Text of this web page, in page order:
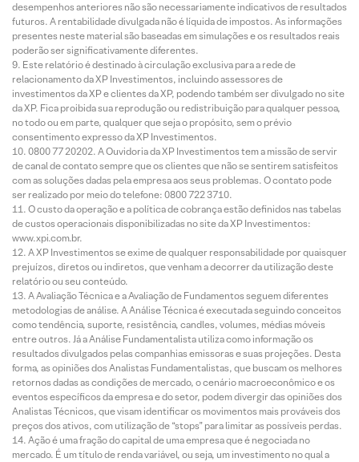
desempenhos anteriores não são necessariamente indicativos de resultados
futuros. A rentabilidade divulgada não é líquida de impostos. As informações
presentes neste material são baseadas em simulações e os resultados reais
poderão ser significativamente diferentes.
Este relatório é destinado à circulação exclusiva para a rede de
relacionamento da XP Investimentos, incluindo assessores de
investimentos da XP e clientes da XP, podendo também ser divulgado no site
da XP. Fica proibida sua reprodução ou redistribuição para qualquer pessoa,
no todo ou em parte, qualquer que seja o propósito, sem o prévio
consentimento expresso da XP Investimentos.
0800 77 20202. A Ouvidoria da XP Investimentos tem a missão de servir
de canal de contato sempre que os clientes que não se sentirem satisfeitos
com as soluções dadas pela empresa aos seus problemas. O contato pode
ser realizado por meio do telefone: 0800 722 3710.
O custo da operação e a política de cobrança estão definidos nas tabelas
de custos operacionais disponibilizadas no site da XP Investimentos:
www.xpi.com.br.
A XP Investimentos se exime de qualquer responsabilidade por quaisquer
prejuízos, diretos ou indiretos, que venham a decorrer da utilização deste
relatório ou seu conteúdo.
A Avaliação Técnica e a Avaliação de Fundamentos seguem diferentes
metodologias de análise. A Análise Técnica é executada seguindo conceitos
como tendência, suporte, resistência, candles, volumes, médias móveis
entre outros. Já a Análise Fundamentalista utiliza como informação os
resultados divulgados pelas companhias emissoras e suas projeções. Desta
forma, as opiniões dos Analistas Fundamentalistas, que buscam os melhores
retornos dadas as condições de mercado, o cenário macroeconômico e os
eventos específicos da empresa e do setor, podem divergir das opiniões dos
Analistas Técnicos, que visam identificar os movimentos mais prováveis dos
preços dos ativos, com utilização de “stops” para limitar as possíveis perdas.
Ação é uma fração do capital de uma empresa que é negociada no
mercado. É um título de renda variável, ou seja, um investimento no qual a